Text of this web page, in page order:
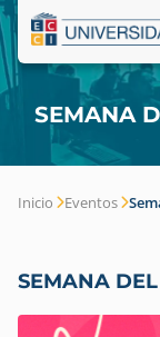
SEMANA
Inicio Eventos
SEMANA